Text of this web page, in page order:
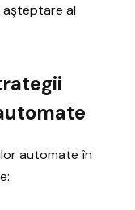
așteptare al
automate în